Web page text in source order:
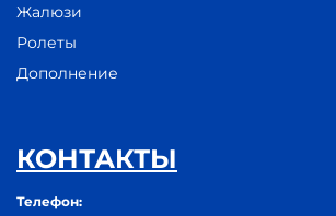
Жалюзи
Ролеты
Дополнение
КОНТАКТЫ
Телефон: